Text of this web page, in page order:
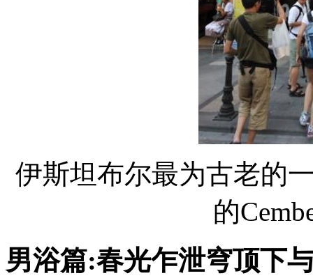
伊斯坦布尔最为古老的
的
男浴篇:春光乍泄穹顶下